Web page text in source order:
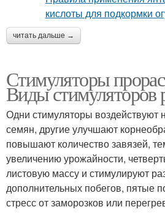
читать дальше →
Стимуляторы
Виды стимуляторов
Одни стимуляторы воздействуют
семян, другие улучшают
повышают количество завязей,
увеличению урожайности,
листовую массу и стимулируют
дополнительных побегов, пятые
стресс от заморозков или